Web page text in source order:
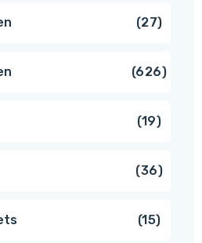
2727
626626
1919
3636
1515